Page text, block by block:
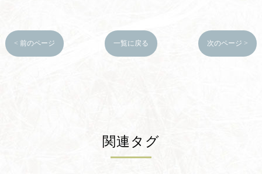
< 前のページ 一覧に戻る 次のページ >
関連タグ